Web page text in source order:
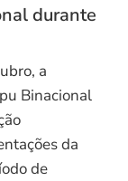
durante
a
Binacional
da
de